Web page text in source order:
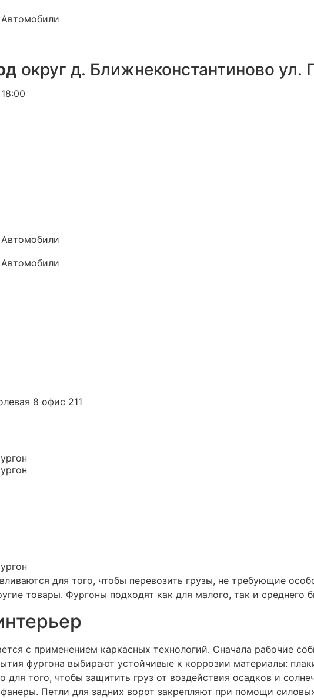
округ д. Ближнеконстантиново ул.
8 офис 211
для того, чтобы перевозить грузы, не требующие
товары. Фургоны подходят как для малого, так и среднего
с применением каркасных технологий. Сначала рабочие
фургона выбирают устойчивые к коррозии материалы:
того, чтобы защитить груз от воздействия осадков и
Петли для задних ворот закрепляют при помощи